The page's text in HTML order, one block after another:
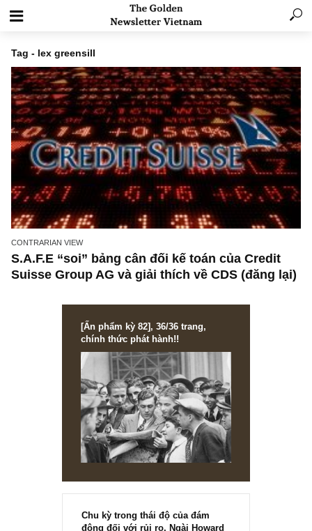
Tag - lex greensill
CONTRARIAN VIEW
Suisse Group AG và giải thích về CDS (đăng
[Ấn phẩm kỳ 82], 36/36 trang,
chính thức phát hành!!